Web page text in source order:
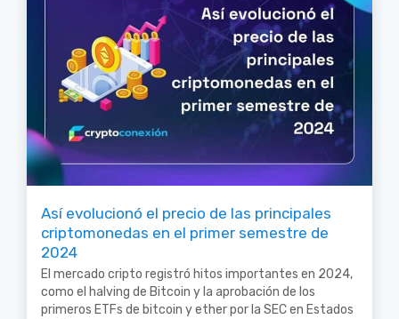
Así evolucionó el precio de las principales
criptomonedas en el primer semestre de
2024
El mercado cripto registró hitos importantes en 2024,
como el halving de Bitcoin y la aprobación de los
primeros ETFs de bitcoin y ether por la SEC en Estados